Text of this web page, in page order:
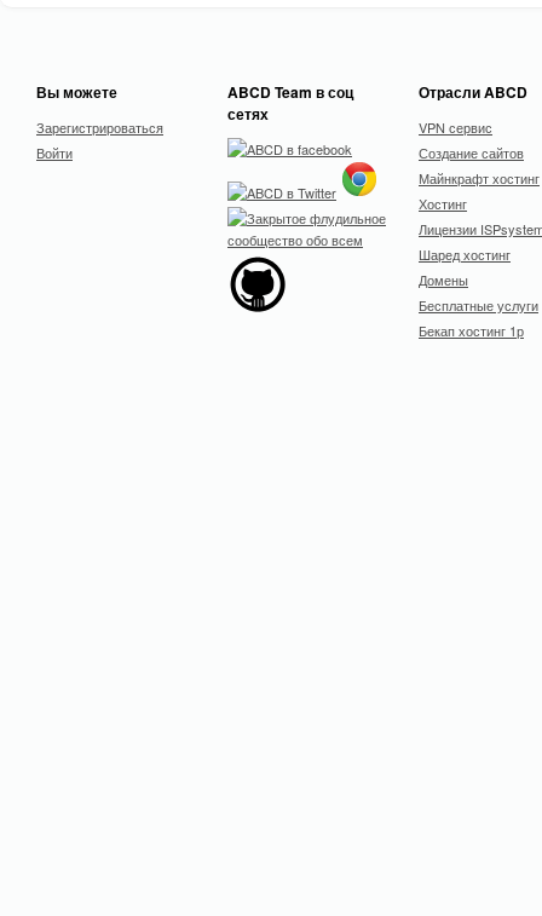
Вы можете
Зарегистрироваться
Войти
ABCD Team в соц
сетях
Отрасли ABCD
VPN сервис
Создание сайтов
Майнкрафт хостинг
Хостинг
Лицензии
Шаред хостинг
Домены
Бесплатные услуги
Бекап хостинг 1р